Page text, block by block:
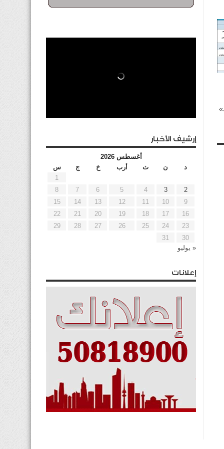
إرشيف الأخبار
أغسطس 2026
د
ن ث أرب خ ج
س
1
2
3
4
5
6
7
8
9
10
11
12
13
14
15
16
17
18
19
20
21
22
23
24
25
26
27
28
29
30
31
« يوليو
إعلانات